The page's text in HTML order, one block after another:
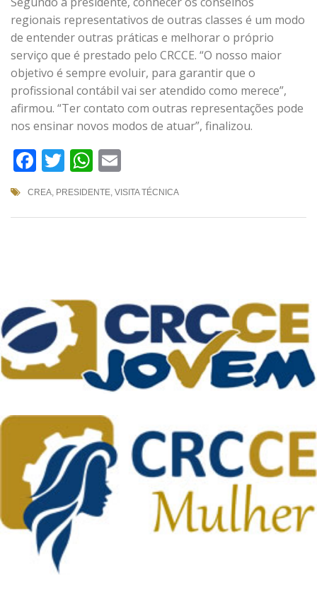
regionais representativos de outras classes é um modo
de entender outras práticas e melhorar o próprio
serviço que é prestado pelo CRCCE. “O nosso maior
objetivo é sempre evoluir, para garantir que o
profissional contábil vai ser atendido como merece”,
afirmou. “Ter contato com outras representações pode
nos ensinar novos modos de atuar”, finalizou.
Facebook
TwitterWhatsApp
CREA, PRESIDENTE, VISITA TÉCNICA